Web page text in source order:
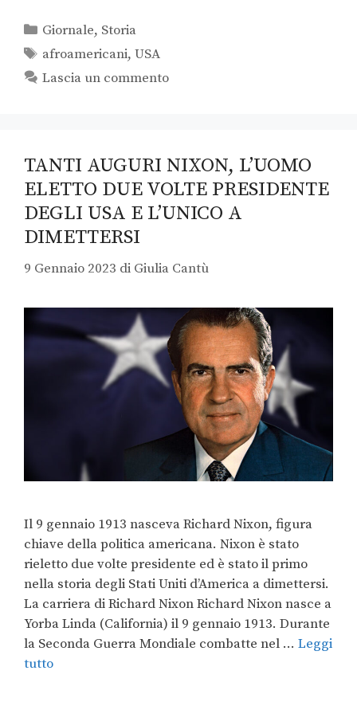
Giornale, Storia
afroamericani,USA
Lascia un commento
TANTI AUGURI NIXON, L’UOMO
ELETTO DUE VOLTE PRESIDENTE
DEGLI USA E L’UNICO A
DIMETTERSI
9 Gennaio 2023 di Giulia Cantù
Il 9 gennaio 1913 nasceva Richard Nixon, figura
chiave della politica americana. Nixon è stato
rieletto due volte presidente ed è stato il primo
nella storia degli Stati Uniti d’America a dimettersi.
La carriera di Richard Nixon Richard Nixon nasce a
Yorba Linda (California) il 9 gennaio 1913. Durante
la Seconda Guerra Mondiale combatte nel … Leggi
tutto